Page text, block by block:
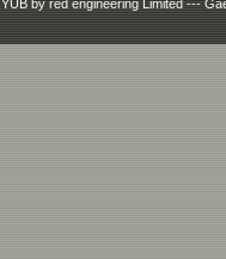
YUB by red engineering Limited ---